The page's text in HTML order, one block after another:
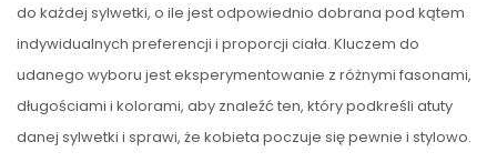
do każdej sylwetki, o ile jest odpowiednio dobrana pod kątem
indywidualnych preferencji i proporcji ciała. Kluczem do
udanego wyboru jest eksperymentowanie z różnymi fasonami,
długościami i kolorami, aby znaleźć ten, który podkreśli atuty
danej sylwetki i sprawi, że kobieta poczuje się pewnie i stylowo.